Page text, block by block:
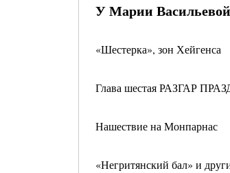
У Марии Васильевой
«Шестерка», зон Хейгенса
Глава шестая РАЗГАР
Нашествие на Монпарнас
«Негритянский бал» и